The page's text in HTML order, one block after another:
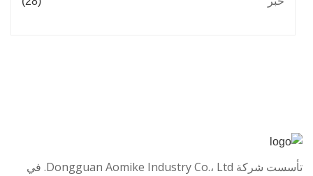
تأسست شركة Dongguan Aomike Industry Co.، Ltd. في